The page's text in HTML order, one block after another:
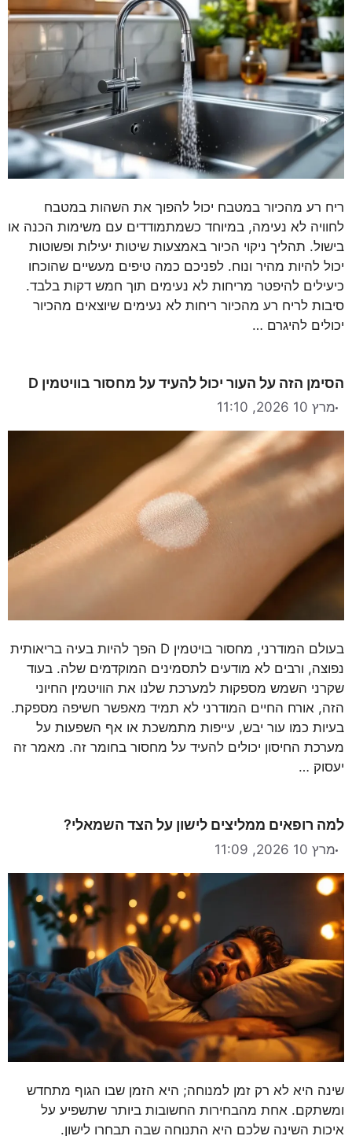
ריח רע מהכיור במטבח יכול להפוך את השהות במטבח
לחוויה לא נעימה, במיוחד כשמתמודדים עם משימות הכנה או
בישול. תהליך ניקוי הכיור באמצעות שיטות יעילות ופשוטות
יכול להיות מהיר ונוח. לפניכם כמה טיפים מעשיים שהוכחו
כיעילים להיפטר מריחות לא נעימים תוך חמש דקות בלבד.
סיבות לריח רע מהכיור ריחות לא נעימים שיוצאים מהכיור
יכולים להיגרם …
הסימן הזה על העור יכול להעיד על מחסור בוויטמין D
מרץ 10 2026, 11:10
בעולם המודרני, מחסור בויטמין D הפך להיות בעיה בריאותית
נפוצה, ורבים לא מודעים לתסמינים המוקדמים שלה. בעוד
שקרני השמש מספקות למערכת שלנו את הוויטמין החיוני
הזה, אורח החיים המודרני לא תמיד מאפשר חשיפה מספקת.
בעיות כמו עור יבש, עייפות מתמשכת או אף השפעות על
מערכת החיסון יכולים להעיד על מחסור בחומר זה. מאמר זה
יעסוק …
למה רופאים ממליצים לישון על הצד השמאלי?
מרץ 10 2026, 11:09
שינה היא לא רק זמן למנוחה; היא הזמן שבו הגוף מתחדש
ומשתקם. אחת מהבחירות החשובות ביותר שתשפיע על
איכות השינה שלכם היא התנוחה שבה תבחרו לישון.